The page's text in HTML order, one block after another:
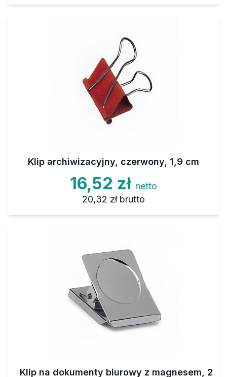
Klip archiwizacyjny, czerwony, 1,9 cm
16,52 zł netto
20,32 zł brutto
Klip na dokumenty biurowy z magnesem, 2